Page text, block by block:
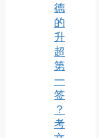
德
的
升
超
第
一
签
？
考